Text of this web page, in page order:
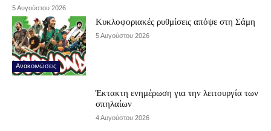
5 Αυγούστου 2026
Ανακοινώσεις
Κυκλοφοριακές ρυθμίσεις απόψε στη Σάμη
5 Αυγούστου 2026
Έκτακτη ενημέρωση για την λειτουργία των
σπηλαίων
4 Αυγούστου 2026